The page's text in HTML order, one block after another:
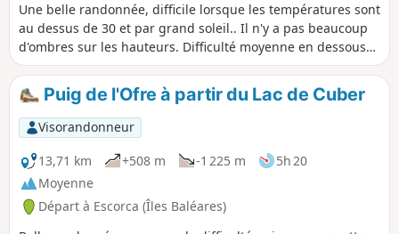
Une belle randonnée, difficile lorsque les températures sont
au dessus de 30 et par grand soleil.. Il n'y a pas beaucoup
d'ombres sur les hauteurs. Difficulté moyenne en dessous
de 30 et par temps nuageux. C'est une belle marche, qui
vous garantira un panorama à 360 degres une fois en haut !
Puig de l'Ofre à partir du Lac de Cuber
Visorandonneur
13,71 km
+508 m -1 225 m
5h 20
Moyenne
Départ à Escorca (Îles Baléares)